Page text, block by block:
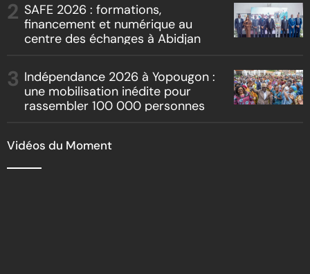
SAFE 2026 : formations,
financement et numérique au
centre des échanges à Abidjan
Indépendance 2026 à Yopougon :
une mobilisation inédite pour
rassembler 100 000 personnes
Vidéos du Moment